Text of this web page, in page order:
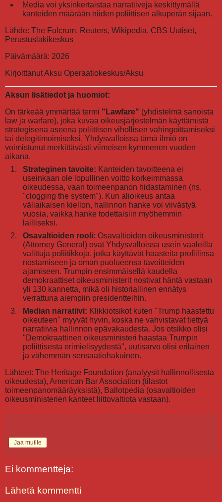
Media voi yksinkertaistaa narratiiveja keskittymällä
kanteiden määrään niiden poliittisen alkuperän sijaan.
Lähde: The Fulcrum, Reuters, Wikipedia, CBS Uutiset,
Perustuslakikeskus
Päivämäärä: 2026
Kirjoittanut Aksu Operaatiokeskus/Aksu
Aksun lisätiedot ja huomiot:
On tärkeää ymmärtää termi "Lawfare" (yhdistelmä sanoista
law ja warfare), joka kuvaa oikeusjärjestelmän käyttämistä
strategisena aseena poliittisen vihollisen vahingoittamiseksi
tai delegitimoimiseksi. Yhdysvalloissa tämä ilmiö on
voimistunut merkittävästi viimeisen kymmenen vuoden
aikana.
Strateginen tavoite: Kanteiden tavoitteena ei
useinkaan ole lopullinen voitto korkeimmassa
oikeudessa, vaan toimeenpanon hidastaminen (ns.
"clogging the system"). Kun alioikeus antaa
väliaikaisen kiellon, hallinnon hanke voi viivästyä
vuosia, vaikka hanke todettaisiin myöhemmin
lailliseksi.
Osavaltioiden rooli: Osavaltioiden oikeusministerit
(Attorney General) ovat Yhdysvalloissa usein vaaleilla
valittuja poliitikkoja, jotka käyttävät haasteita profiilinsa
nostamiseen ja oman puolueensa tavoitteiden
ajamiseen. Trumpin ensimmäisellä kaudella
demokraattiset oikeusministerit nostivat häntä vastaan
yli 130 kannetta, mikä oli historiallinen ennätys
verrattuna aiempiin presidentteihin.
Median narratiivi: Klikkiotsikot kuten "Trump haastettu
oikeuteen" myyvät hyvin, koska ne vahvistavat tiettyä
narratiivia hallinnon epävakaudesta. Jos otsikko olisi
"Demokraattinen oikeusministeri haastaa Trumpin
poliittisesta erimielisyydestä", uutisarvo olisi erilainen
ja vähemmän sensaatiohakuinen.
Lähteet: The Heritage Foundation (analyysit hallinnollisesta
oikeudesta), American Bar Association (tilastot
toimeenpanomääräyksistä), Ballotpedia (osavaltioiden
oikeusministerien kanteet liittovaltiota vastaan).
Jaa muille
Ei kommentteja:
Lähetä kommentti